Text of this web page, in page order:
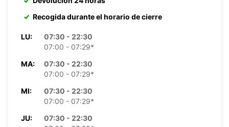
Recogida durante el horario de cierre
LU:
07:30 - 22:30
07:00 - 07:29*
MA:
07:30 - 22:30
07:00 - 07:29*
MI:
07:30 - 22:30
07:00 - 07:29*
JU:
07:30 - 22:30